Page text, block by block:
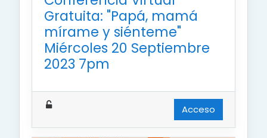
Gratuita: "Papá, mamá
mírame y siénteme"
Miércoles 20 Septiembre
2023 7pm
Acceso